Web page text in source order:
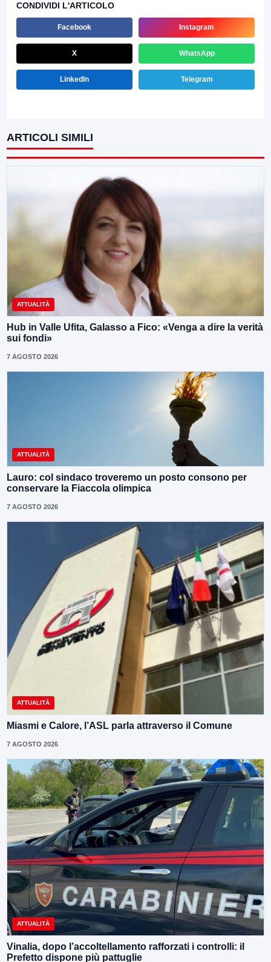
CONDIVIDI L'ARTICOLO
Facebook Instagram
X WhatsApp
LinkedIn Telegram
ARTICOLI SIMILI
ATTUALITÀ
Hub in Valle Ufita, Galasso a Fico: «Venga a dire la verità
sui fondi»
7 AGOSTO 2026
ATTUALITÀ
Lauro: col sindaco troveremo un posto consono per
conservare la Fiaccola olimpica
7 AGOSTO 2026
ATTUALITÀ
Miasmi e Calore, l’ASL parla attraverso il Comune
7 AGOSTO 2026
ATTUALITÀ
Vinalia, dopo l’accoltellamento rafforzati i controlli: il
Prefetto dispone più pattuglie